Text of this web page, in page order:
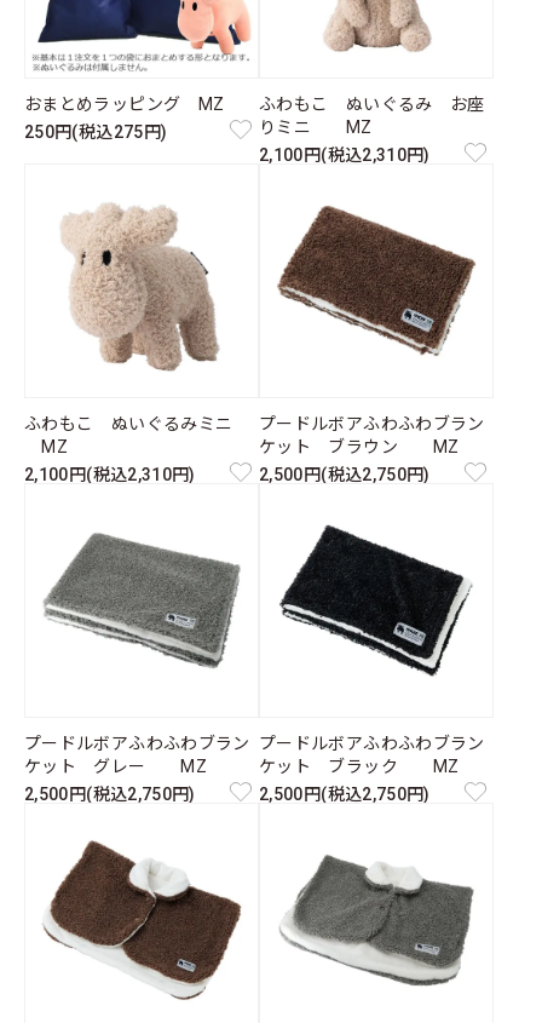
おまとめラッピング MZ
250円(税込275円)
ふわもこ ぬいぐるみ お座
りミニ MZ
2,100円(税込2,310円)
ふわもこ ぬいぐるみミニ
MZ
2,100円(税込2,310円)
プードルボアふわふわブラン
ケット ブラウン MZ
2,500円(税込2,750円)
プードルボアふわふわブラン
ケット グレー MZ
2,500円(税込2,750円)
プードルボアふわふわブラン
ケット ブラック MZ
2,500円(税込2,750円)